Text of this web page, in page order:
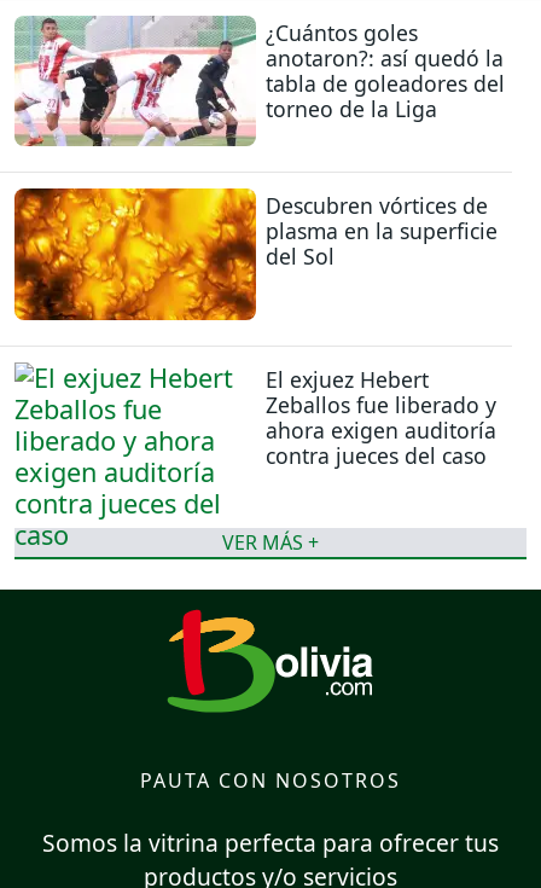
¿Cuántos goles
anotaron?: así quedó la
tabla de goleadores del
torneo de la Liga
Descubren vórtices de
plasma en la superficie
del Sol
El exjuez Hebert
Zeballos fue liberado y
ahora exigen auditoría
contra jueces del caso
VER MÁS +
PAUTA CON NOSOTROS
Somos la vitrina perfecta para ofrecer tus
productos y/o servicios